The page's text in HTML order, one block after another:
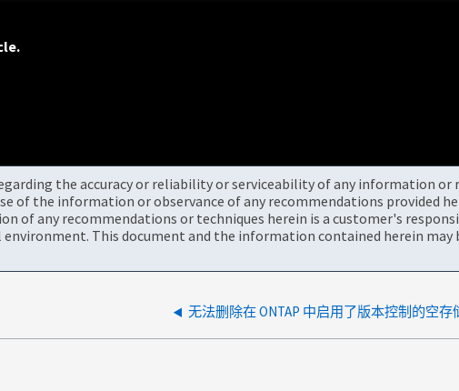
the accuracy or reliability or serviceability of any information
of the information or observance of any recommendations provided
of any recommendations or techniques herein is a customer's
This document and the information contained herein may
无法删除在 ONTAP 中启用了版本控制的空存